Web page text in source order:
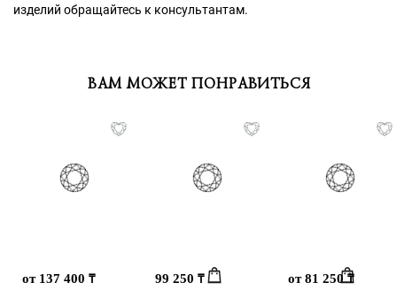
изделий обращайтесь к консультантам.
ВАМ МОЖЕТ ПОНРАВИТЬСЯ
от 137 400 ₸ 99 250 ₸ от 81 250₸